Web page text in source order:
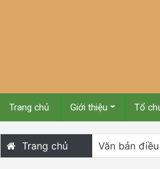
Trang chủ Giới thiệu Tổ
Trang chủ Văn bản